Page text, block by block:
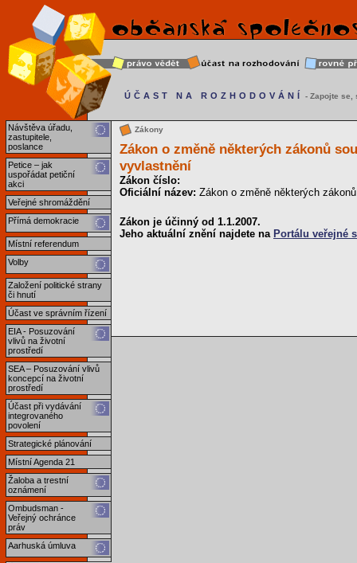
Návštěva úřadu,
zastupitele,
poslance
Petice – jak
uspořádat petiční
akci
Veřejné shromáždění
Přímá demokracie
Místní referendum
Volby
Založení politické strany
či hnutí
Účast ve správním řízení
EIA - Posuzování
vlivů na životní
prostředí
SEA – Posuzování vlivů
koncepcí na životní
prostředí
Účast při vydávání
integrovaného
povolení
Strategické plánování
Místní Agenda 21
Žaloba a trestní
oznámení
Ombudsman -
Veřejný ochránce
práv
Aarhuská úmluva
ÚČAST NA ROZHODOVÁNÍ - Zapojte se,
Zákony
Zákon o změně některých zákonů
vyvlastnění
Zákon číslo:
Oficiální název: Zákon o změně některých
Zákon je účinný od 1.1.2007.
Jeho aktuální znění najdete na Portálu veřejné